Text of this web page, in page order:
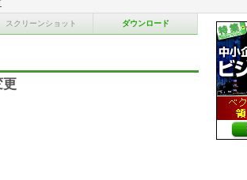
スクリーンショット ダウンロード
更